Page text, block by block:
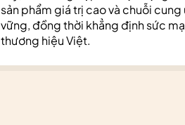
sản phẩm giá trị cao và chuỗi
vững, đồng thời khẳng định sức
thương hiệu Việt.